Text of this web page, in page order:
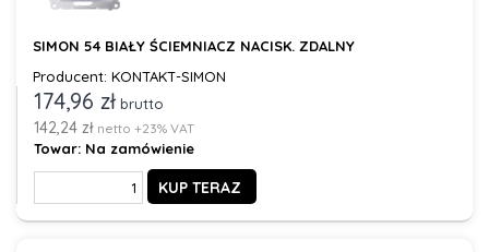
SIMON 54 BIAŁY ŚCIEMNIACZ NACISK. ZDALNY
Producent: KONTAKT-SIMON
174,96 zł brutto
142,24 zł netto +23% VAT
Towar: Na zamówienie
KUP TERAZ